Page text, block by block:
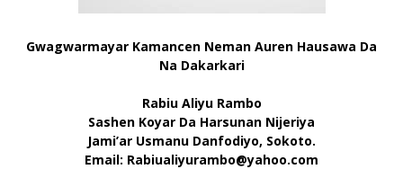
Gwagwarmayar Kamancen Neman Auren Hausawa Da
Na Dakarkari
Rabiu Aliyu Rambo
Sashen Koyar Da Harsunan Nijeriya
Jami’ar Usmanu Danfodiyo, Sokoto.
Email: Rabiualiyurambo@yahoo.com